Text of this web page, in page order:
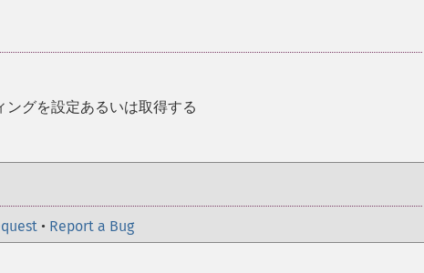
ングを設定あるいは取得する
• Report a Bug